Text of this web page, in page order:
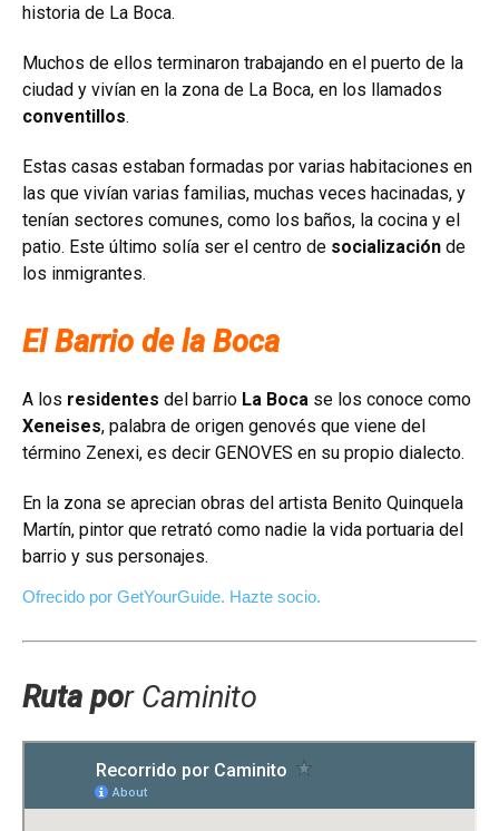
historia de La Boca.
Muchos de ellos terminaron trabajando en el puerto de la
ciudad y vivían en la zona de La Boca, en los llamados
conventillos.
Estas casas estaban formadas por varias habitaciones en
las que vivían varias familias, muchas veces hacinadas, y
tenían sectores comunes, como los baños, la cocina y el
patio. Este último solía ser el centro de socialización de
los inmigrantes.
El Barrio de la Boca
A los residentes del barrio La Boca se los conoce como
Xeneises, palabra de origen genovés que viene del
término Zenexi, es decir GENOVES en su propio dialecto.
En la zona se aprecian obras del artista Benito Quinquela
Martín, pintor que retrató como nadie la vida portuaria del
barrio y sus personajes.
Ofrecido por GetYourGuide. Hazte socio.
Ruta por Caminito